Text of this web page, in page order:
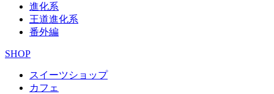
進化系
王道進化系
番外編
SHOP
スイーツショップ
カフェ